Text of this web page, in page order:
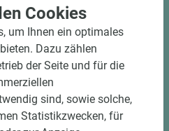
Cookies
um Ihnen ein optimales
Dazu zählen
der Seite und für die
sind, sowie solche,
Statistikzwecken, für